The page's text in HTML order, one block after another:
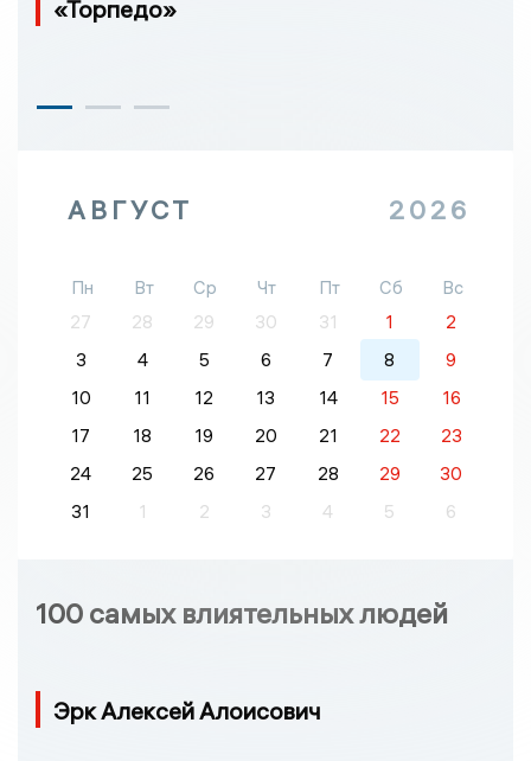
«Торпедо»
АВГУСТ 2026
Пн Вт Ср Чт Пт Сб
Вс
27
28 29 30 31 1
2
3
4 5 6 7 8
9
10
11 12 13 14 15
16
17
18 19 20 21 22
23
24
25 26 27 28 29
30
31
1 2 3 4 5 6
100 самых влиятельных людей
Эрк Алексей Алоисович